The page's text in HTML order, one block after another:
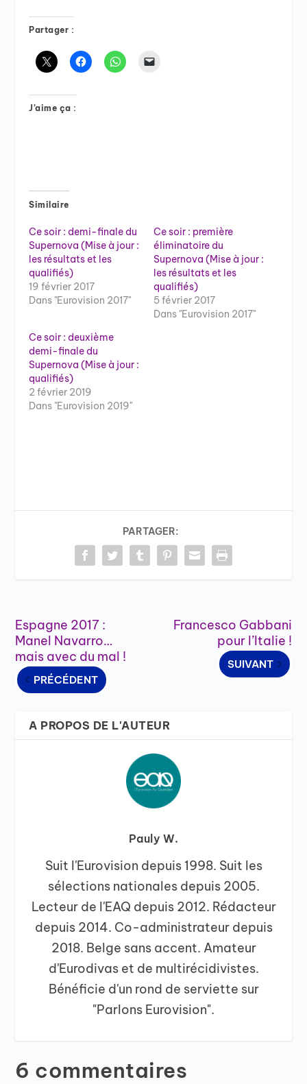
Partager :
J’aime ça :
Similaire
Ce soir : demi-finale du
Supernova (Mise à jour :
les résultats et les
qualifiés)
19 février 2017
Dans "Eurovision 2017"
Ce soir : première
éliminatoire du
Supernova (Mise à jour :
les résultats et les
qualifiés)
5 février 2017
Dans "Eurovision 2017"
Ce soir : deuxième
demi-finale du
Supernova (Mise à jour :
qualifiés)
2 février 2019
Dans "Eurovision 2019"
PARTAGER:
Espagne 2017 :
Manel Navarro…
mais avec du mal !
PRÉCÉDENT
Francesco Gabbani
pour l’Italie !
SUIVANT
A PROPOS DE L'AUTEUR
Pauly W.
Suit l'Eurovision depuis 1998. Suit les
sélections nationales depuis 2005.
Lecteur de l'EAQ depuis 2012. Rédacteur
depuis 2014. Co-administrateur depuis
2018. Belge sans accent. Amateur
d'Eurodivas et de multirécidivistes.
Bénéficie d'un rond de serviette sur
"Parlons Eurovision".
6 commentaires